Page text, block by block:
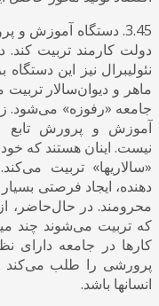
3.45. دستگاه آموزش و
دولت کارمند تربیت کند.
نئولیبرال نیز این
ماهر و دیوان‌سالار
جامعه «رفوزه» می‌شود.
آموزش و پرورش تابع
نیست. اینان هستند که خود
«سالاریها» تربیت
دهنده، ایجاد فرصتی
که تربیت می‌شوند چند
کارها در جامعه دارای
پرورشی را طلب می‌کند
انسانها باشد.